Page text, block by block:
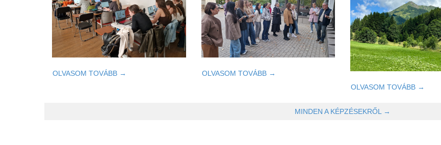
OLVASOM TOVÁBB → OLVASOM TOVÁBB →
OLVASOM TOVÁBB →
MINDEN A KÉPZÉSEKRŐL →